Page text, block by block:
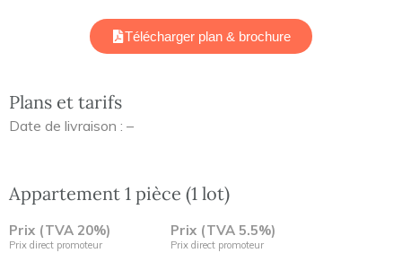
Télécharger plan & brochure
Plans et tarifs
Date de livraison : –
Appartement 1 pièce (1 lot)
Prix (TVA 20%)
Prix direct promoteur
Prix (TVA 5.5%)
Prix direct promoteur